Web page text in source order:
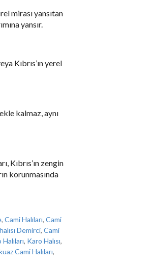
mirası yansıtan
yansır.
Kıbrıs’ın yerel
kalmaz, aynı
Kıbrıs’ın zengin
korunmasında
, Cami Halıları, Cami
Demirci, Cami
, Karo Halısı,
Cami Halıları,